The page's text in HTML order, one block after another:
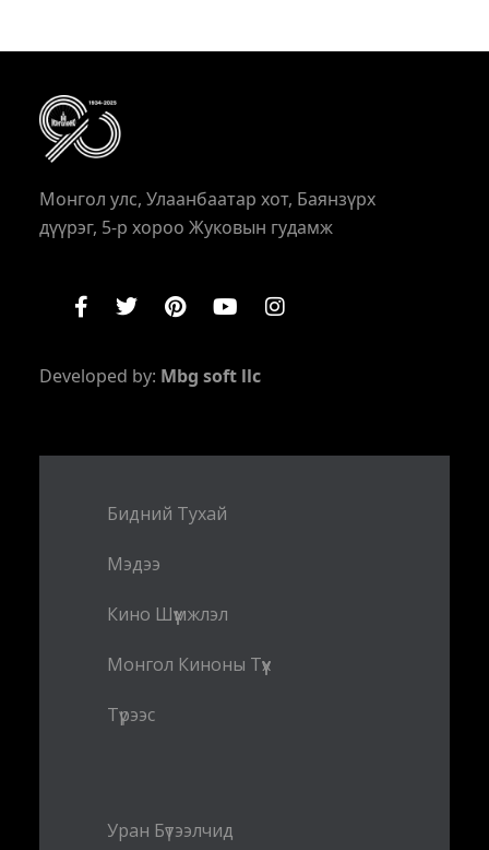
Монгол улс, Улаанбаатар хот, Баянзүрх
дүүрэг, 5-р хороо Жуковын гудамж
Developed by: Mbg soft llc
Бидний Тухай
Мэдээ
Кино Шүүмжлэл
Монгол Киноны Түүх
Түрээс
Уран Бүтээлчид